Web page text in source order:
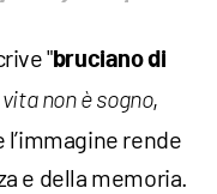
"bruciano di
non è sogno,
rende
e della memoria.